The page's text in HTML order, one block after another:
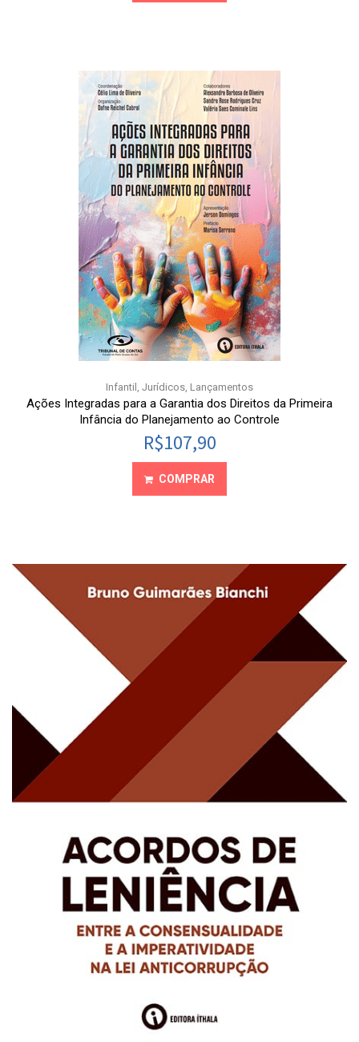
Infantil , Jurídicos, Lançamentos
Ações Integradas para a Garantia dos Direitos da Primeira
Infância do Planejamento ao Controle
R$107,90
COMPRAR